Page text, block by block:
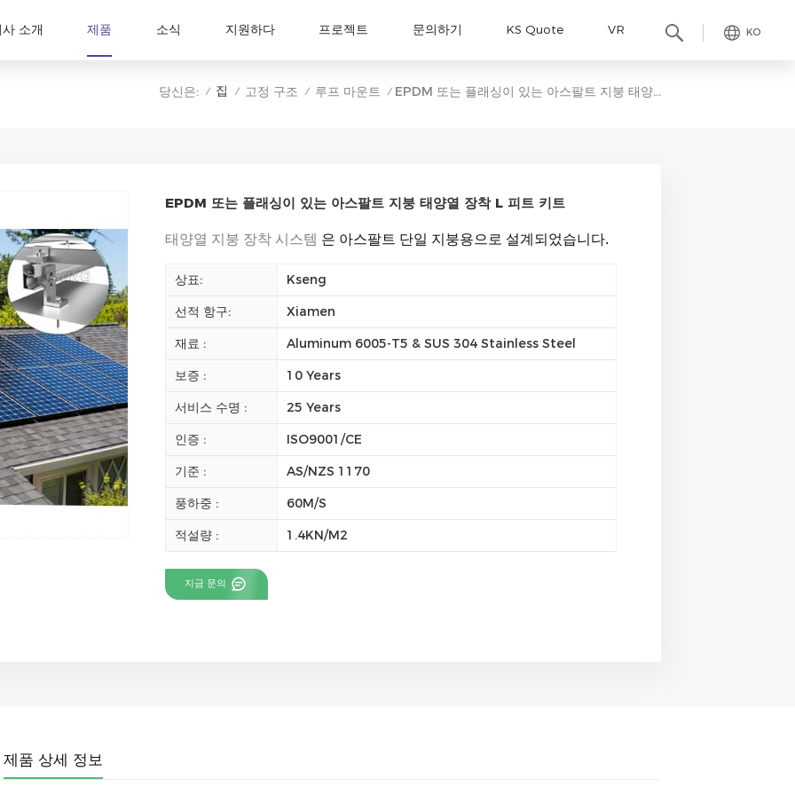
KO
소개 제품 소식 지원하다 프로젝트 문의하기 KS Quote VR
당신은: / 집 / 고정 구조 / 루프 마운트 / EPDM 또는 플래싱이 있는 아스팔트 지붕 태양열 장착 L 피트 키트
EPDM 또는 플래싱이 있는 아스팔트 지붕 태양열 장착 L 피트 키트
태양열 지붕 장착 시스템 은 아스팔트 단일 지붕용으로 설계되었습니다.
상표:
Kseng
선적 항구:
Xiamen
재료 :
Aluminum 6005-T5 & SUS 304 Stainless Steel
보증 :
10 Years
서비스 수명 :
25 Years
인증 :
ISO9001/CE
기준 :
AS/NZS 1170
풍하중 :
60M/S
적설량 :
1.4KN/M2
지금 문의
제품 상세 정보